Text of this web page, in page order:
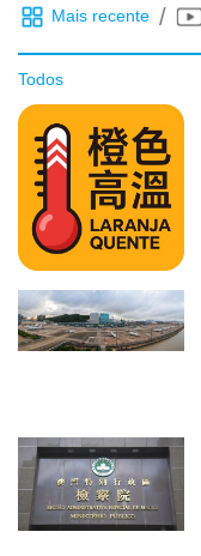
Mais recente /
Todos